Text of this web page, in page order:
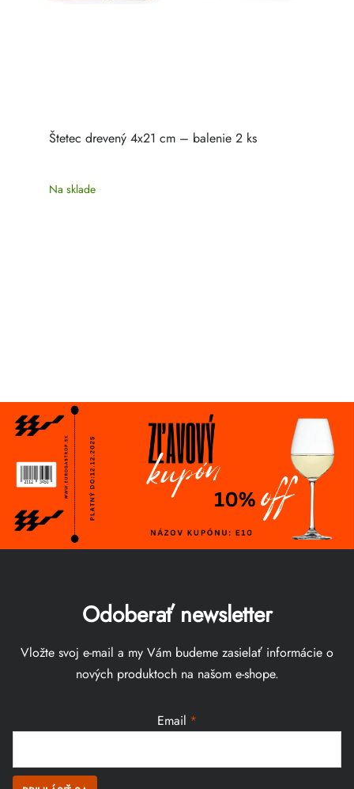
Štetec drevený 4x21 cm – balenie 2 ks
Na sklade
Odoberať newsletter
Vložte svoj e-mail a my Vám budeme zasielať informácie o
nových produktoch na našom e-shope.
Email